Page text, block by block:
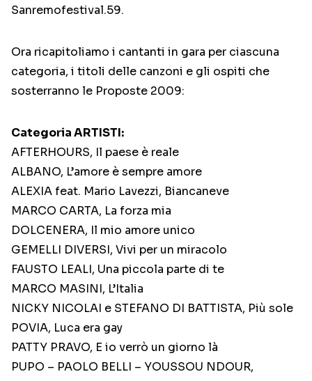
Sanremofestival.59.
Ora ricapitoliamo i cantanti in gara per ciascuna
categoria, i titoli delle canzoni e gli ospiti che
sosterranno le Proposte 2009:
Categoria ARTISTI:
AFTERHOURS, Il paese è reale
ALBANO, L’amore è sempre amore
ALEXIA feat. Mario Lavezzi, Biancaneve
MARCO CARTA, La forza mia
DOLCENERA, Il mio amore unico
GEMELLI DIVERSI, Vivi per un miracolo
FAUSTO LEALI, Una piccola parte di te
MARCO MASINI, L’Italia
NICKY NICOLAI e STEFANO DI BATTISTA, Più sole
POVIA, Luca era gay
PATTY PRAVO, E io verrò un giorno là
PUPO – PAOLO BELLI – YOUSSOU NDOUR,